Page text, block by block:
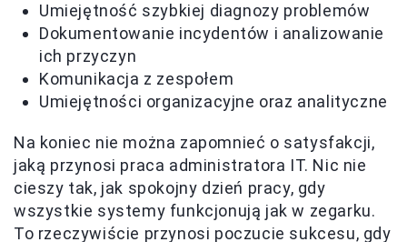
Umiejętność szybkiej diagnozy problemów
Dokumentowanie incydentów i analizowanie
ich przyczyn
Komunikacja z zespołem
Umiejętności organizacyjne oraz analityczne
Na koniec nie można zapomnieć o satysfakcji,
jaką przynosi praca administratora IT. Nic nie
cieszy tak, jak spokojny dzień pracy, gdy
wszystkie systemy funkcjonują jak w zegarku.
To rzeczywiście przynosi poczucie sukcesu, gdy